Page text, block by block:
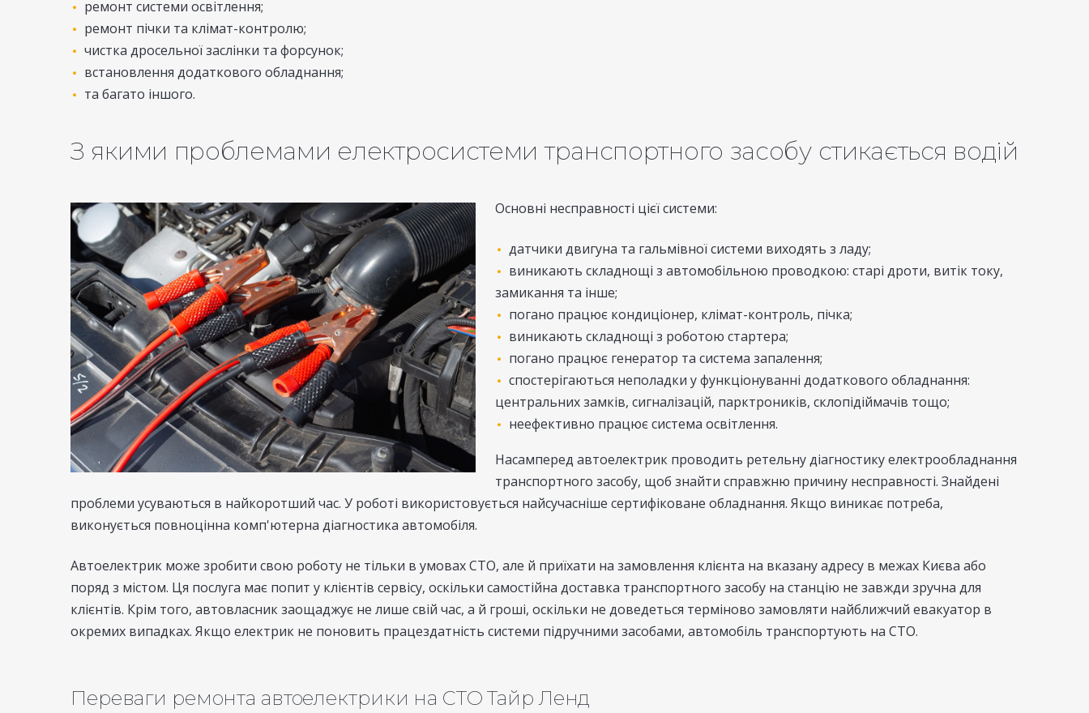
ремонт системи освітлення;
ремонт пічки та клімат-контролю;
чистка дросельної заслінки та форсунок;
встановлення додаткового обладнання;
та багато іншого.
З якими проблемами електросистеми транспортного засобу стикається водій
Основні несправності цієї системи:
датчики двигуна та гальмівної системи виходять з ладу;
виникають складнощі з автомобільною проводкою: старі дроти, витік току,
замикання та інше;
погано працює кондиціонер, клімат-контроль, пічка;
виникають складнощі з роботою стартера;
погано працює генератор та система запалення;
спостерігаються неполадки у функціонуванні додаткового обладнання:
центральних замків, сигналізацій, парктроників, склопідіймачів тощо;
неефективно працює система освітлення.
Насамперед автоелектрик проводить ретельну діагностику електрообладнання
транспортного засобу, щоб знайти справжню причину несправності. Знайдені
проблеми усуваються в найкоротший час. У роботі використовується найсучасніше сертифіковане обладнання. Якщо виникає потреба,
виконується повноцінна комп'ютерна діагностика автомобіля.
Автоелектрик може зробити свою роботу не тільки в умовах СТО, але й приїхати на замовлення клієнта на вказану адресу в межах Києва або
поряд з містом. Ця послуга має попит у клієнтів сервісу, оскільки самостійна доставка транспортного засобу на станцію не завжди зручна для
клієнтів. Крім того, автовласник заощаджує не лише свій час, а й гроші, оскільки не доведеться терміново замовляти найближчий евакуатор в
окремих випадках. Якщо електрик не поновить працездатність системи підручними засобами, автомобіль транспортують на СТО.
Переваги ремонта автоелектрики на СТО Тайр Ленд